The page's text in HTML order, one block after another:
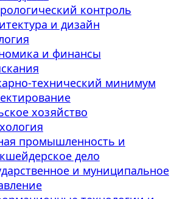
контроль
и дизайн
и финансы
технический минимум
хозяйство
промышленность и
дело
и муниципальное